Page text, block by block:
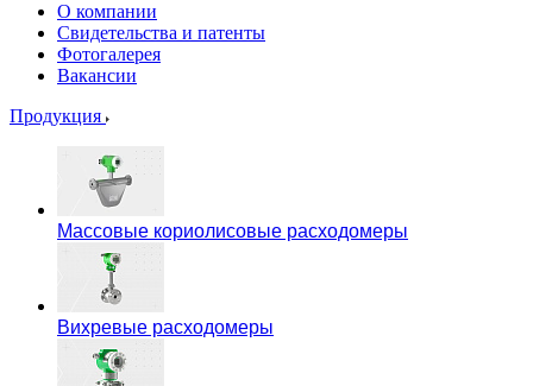
О компании
Свидетельства и патенты
Фотогалерея
Вакансии
Продукция
Массовые кориолисовые расходомеры
Вихревые расходомеры